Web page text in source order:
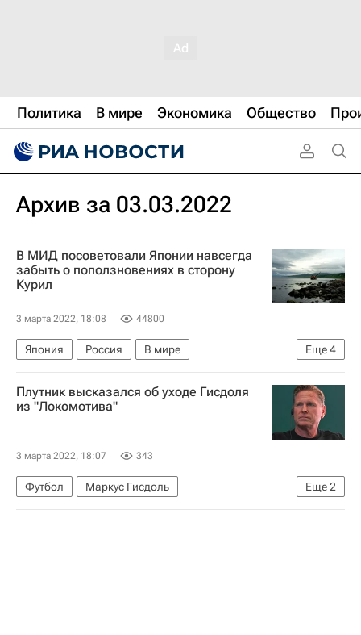
Политика В мире Экономика Общество
Архив за 03.03.2022
В МИД посоветовали Японии навсегда
забыть о поползновениях в сторону
Курил
3 марта 2022, 18:08 44800
Еще4
Япония Россия
В мире
Спор вокруг статуса Курильских островов
Курильские острова
Мария Захарова
Плутник высказался об уходе Гисдоля
из "Локомотива"
3 марта 2022, 18:07 343
Еще2
Футбол
Маркус Гисдоль
Локомотив (Москва)
Александр Плутник